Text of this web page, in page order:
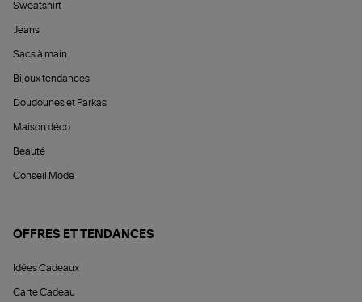
Sweatshirt
Jeans
Sacs à main
Bijoux tendances
Doudounes et Parkas
Maison déco
Beauté
Conseil Mode
OFFRES ET TENDANCES
Idées Cadeaux
Carte Cadeau